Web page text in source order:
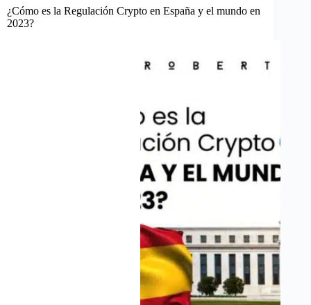
¿Cómo es la Regulación Crypto en España y el mundo en
2023?